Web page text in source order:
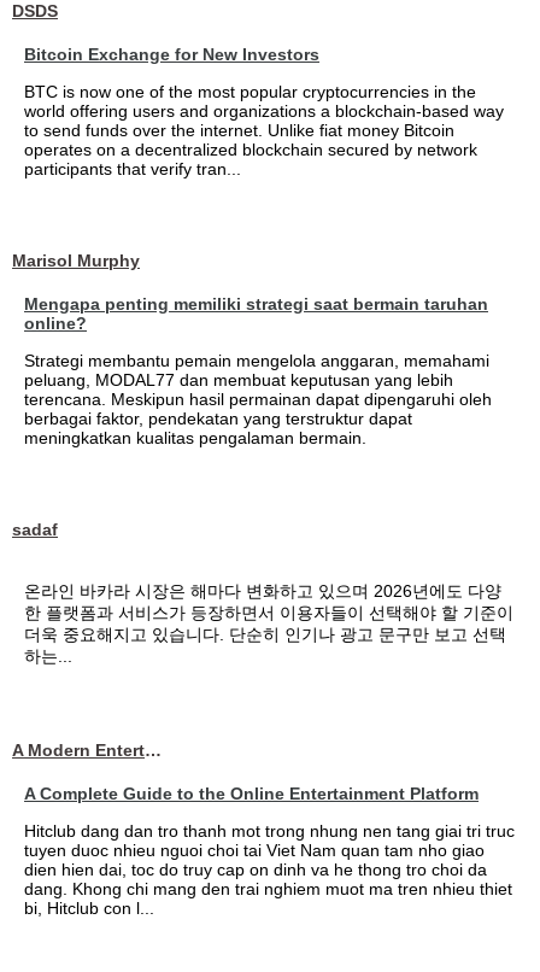
DSDS
Bitcoin Exchange for New Investors
BTC is now one of the most popular cryptocurrencies in the
world offering users and organizations a blockchain-based way
to send funds over the internet. Unlike fiat money Bitcoin
operates on a decentralized blockchain secured by network
participants that verify tran...
Marisol Murphy
Mengapa penting memiliki strategi saat bermain taruhan
online?
Strategi membantu pemain mengelola anggaran, memahami
peluang, MODAL77 dan membuat keputusan yang lebih
terencana. Meskipun hasil permainan dapat dipengaruhi oleh
berbagai faktor, pendekatan yang terstruktur dapat
meningkatkan kualitas pengalaman bermain.
sadaf
온라인 바카라 시장은 해마다 변화하고 있으며 2026년에도 다양
한 플랫폼과 서비스가 등장하면서 이용자들이 선택해야 할 기준이
더욱 중요해지고 있습니다. 단순히 인기나 광고 문구만 보고 선택
하는...
A Modern Entertainment Platform Bringing
A Complete Guide to the Online Entertainment Platform
Hitclub dang dan tro thanh mot trong nhung nen tang giai tri truc
tuyen duoc nhieu nguoi choi tai Viet Nam quan tam nho giao
dien hien dai, toc do truy cap on dinh va he thong tro choi da
dang. Khong chi mang den trai nghiem muot ma tren nhieu thiet
bi, Hitclub con l...